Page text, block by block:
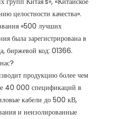
целостности качества».
«500 лучших
была зарегистрирована в
биржевой код: 01366.
продукцию более чем
40 000 спецификаций в
кабели до 500 кВ,
и неизолированные